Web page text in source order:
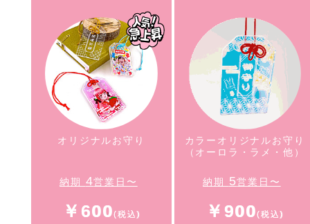
オリジナルお守り
納期 4営業日〜
￥600
カラーオリジナルお守り
（オーロラ・ラメ・他）
納期 5営業日〜
￥900